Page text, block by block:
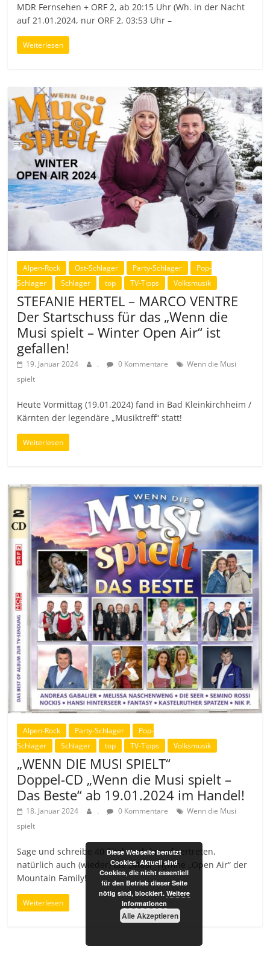
MDR Fernsehen + ORF 2, ab 20:15 Uhr (Wh. in der Nacht
auf 21.01.2024, nur ORF 2, 03:53 Uhr –
Weiterlesen
Alpen-Rock Ost-Schlager Party-Schlager
Pop-
Schlager
Schlager top TV-Tipps Volksmusik
STEFANIE HERTEL – MARCO VENTRE
Der Startschuss für das „Wenn die
Musi spielt – Winter Open Air“ ist
gefallen!
19. Januar 2024 . 0 Kommentare
Wenn die Musi
spielt
Heute Vormittag (19.01.2024) fand in Bad Kleinkirchheim /
Kärnten der legendäre „Musiktreff“ statt!
Weiterlesen
Alpen-Rock Party-Schlager
Pop-
Schlager
Schlager top TV-Tipps Volksmusik
„WENN DIE MUSI SPIELT“
Doppel-CD „Wenn die Musi spielt –
Das Beste“ ab 19.01.2024 im Handel!
18. Januar 2024 . 0 Kommentare
Wenn die Musi
spielt
Sage und schreibe 40 Titel sind darauf vertreten,
natürlich auch (wieder) die „Musi“ Hymne „Open Air“ der
Mountain Family!
Weiterlesen
Diese Webseite benutzt
Cookies. Aktuell sind
Cookies, die nicht essentiell
für den Betrieb dieser Seite
nötig sind, blockiert. Weitere
Informationen
Alle Akzeptieren